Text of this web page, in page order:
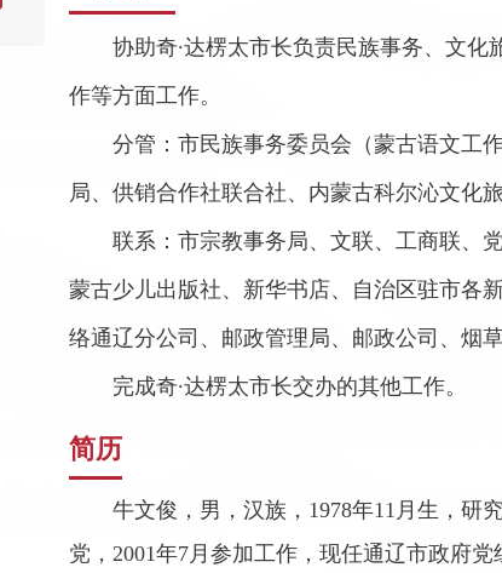
协助奇∙达楞太市长负责民族事务、文
作等方面工作。
分管：市民族事务委员会（蒙古语文工
局、供销合作社联合社、内蒙古科尔沁文化
联系：市宗教事务局、文联、工商联、
蒙古少儿出版社、新华书店、自治区驻市各
络通辽分公司、邮政管理局、邮政公司、烟
完成奇∙达楞太市长交办的其他工作。
简历
牛文俊，男，汉族，1978年11月生，研
党，2001年7月参加工作，现任通辽市政府党